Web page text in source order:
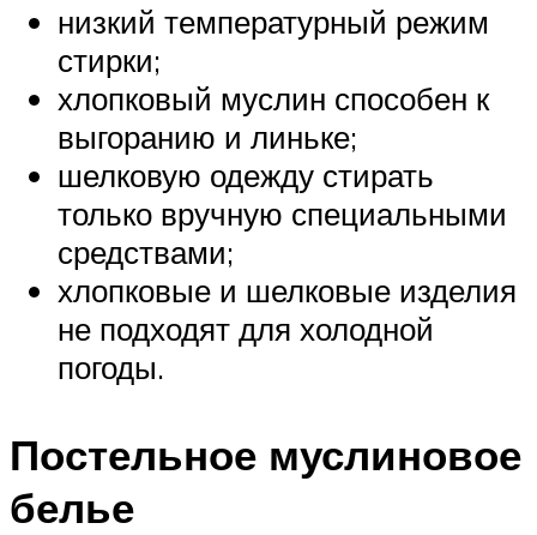
низкий температурный режим
стирки;
хлопковый муслин способен к
выгоранию и линьке;
шелковую одежду стирать
только вручную специальными
средствами;
хлопковые и шелковые изделия
не подходят для холодной
погоды.
Постельное муслиновое
белье